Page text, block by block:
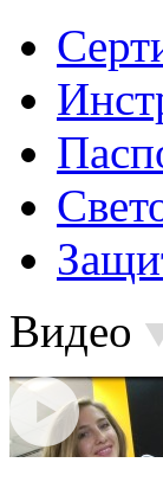
Видео